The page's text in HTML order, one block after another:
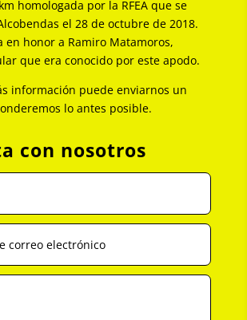
homologada por la RFEA que se
el 28 de octubre de 2018.
en honor a Ramiro Matamoros,
que era conocido por este apodo.
información puede enviarnos un
lo antes posible.
con nosotros